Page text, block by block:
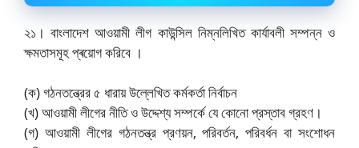
২১। বাংলাদেশ আওয়ামী লীগ কাউন্সিল নিম্নলিখিত কার্যাবলী সম্পন্ন ও
ক্ষমতাসমূহ প্ৰয়োগ করিবে ।
(ক) গঠনতন্ত্রের ৫ ধারায় উল্লেখিত কর্মকর্তা নির্বাচন
(খ) আওয়ামী লীগের নীতি ও উদ্দেশ্য সম্পর্কে যে কোনো প্রস্তাব গ্রহণ।
(গ) আওয়ামী লীগের গঠনতন্ত্র প্রণয়ন, পরিবর্তন, পরিবর্ধন বা সংশোধন